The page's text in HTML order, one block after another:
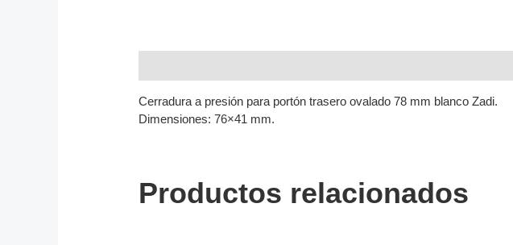
Cerradura a presión para portón trasero ovalado 78 mm blanco Zadi.
Dimensiones: 76×41 mm.
Productos relacionados